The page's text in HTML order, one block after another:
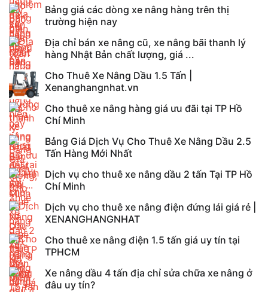
Bảng giá các dòng xe nâng hàng trên thị
trường hiện nay
Địa chỉ bán xe nâng cũ, xe nâng bãi thanh lý
hàng Nhật Bản chất lượng, giá ...
Cho Thuê Xe Nâng Dầu 1.5 Tấn |
Xenanghangnhat.vn
Cho thuê xe nâng hàng giá ưu đãi tại TP Hồ
Chí Minh
Bảng Giá Dịch Vụ Cho Thuê Xe Nâng Dầu 2.5
Tấn Hàng Mới Nhất
Dịch vụ cho thuê xe nâng dầu 2 tấn Tại TP Hồ
Chí Minh
Dịch vụ cho thuê xe nâng điện đứng lái giá rẻ |
XENANGHANGNHAT
Cho thuê xe nâng điện 1.5 tấn giá uy tín tại
TPHCM
Xe nâng dầu 4 tấn địa chỉ sửa chữa xe nâng ở
đâu uy tín?